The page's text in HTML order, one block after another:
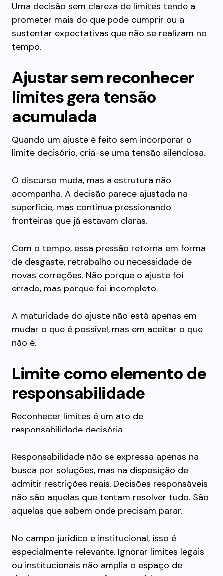
Uma decisão sem clareza de limites tende a
prometer mais do que pode cumprir ou a
sustentar expectativas que não se realizam no
tempo.
Ajustar sem reconhecer
limites gera tensão
acumulada
Quando um ajuste é feito sem incorporar o
limite decisório, cria-se uma tensão silenciosa.
O discurso muda, mas a estrutura não
acompanha. A decisão parece ajustada na
superfície, mas continua pressionando
fronteiras que já estavam claras.
Com o tempo, essa pressão retorna em forma
de desgaste, retrabalho ou necessidade de
novas correções. Não porque o ajuste foi
errado, mas porque foi incompleto.
A maturidade do ajuste não está apenas em
mudar o que é possível, mas em aceitar o que
não é.
Limite como elemento de
responsabilidade
Reconhecer limites é um ato de
responsabilidade decisória.
Responsabilidade não se expressa apenas na
busca por soluções, mas na disposição de
admitir restrições reais. Decisões responsáveis
não são aquelas que tentam resolver tudo. São
aquelas que sabem onde precisam parar.
No campo jurídico e institucional, isso é
especialmente relevante. Ignorar limites legais
ou institucionais não amplia o espaço de